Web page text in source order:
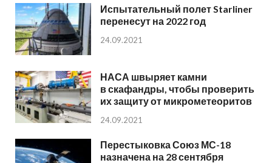
Испытательный полет Starliner
перенесут на 2022 год
24.09.2021
НАСА швыряет камни
в скафандры, чтобы проверить
их защиту от микрометеоритов
24.09.2021
Перестыковка Союз МС-18
назначена на 28 сентября